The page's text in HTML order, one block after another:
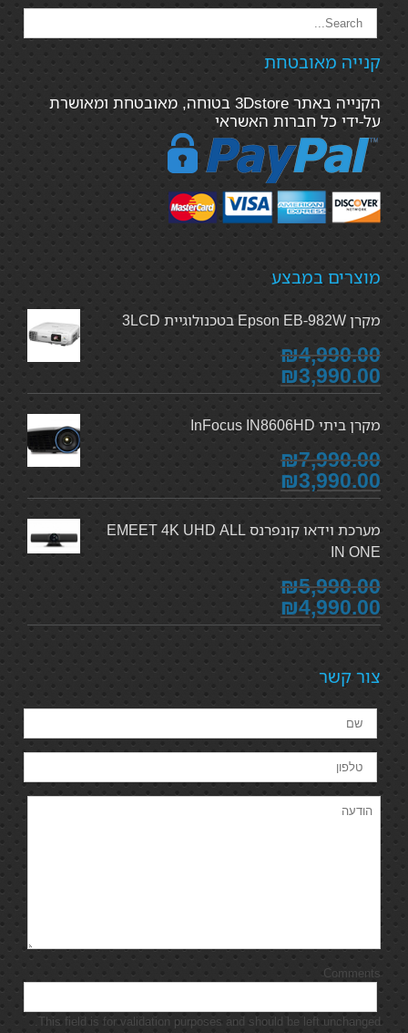
קנייה מאובטחת
הקנייה באתר 3Dstore בטוחה, מאובטחת ומאושרת
על-ידי כל חברות האשראי
מוצרים במבצע
מקרן Epson EB-982W בטכנולוגיית 3LCD
₪4,990.00
₪3,990.00
מקרן ביתי InFocus IN8606HD
₪7,990.00
₪3,990.00
מערכת וידאו קונפרנס EMEET 4K UHD ALL
IN ONE
₪5,990.00
₪4,990.00
צור קשר
Comments
This field is for validation purposes and should be left unchanged.